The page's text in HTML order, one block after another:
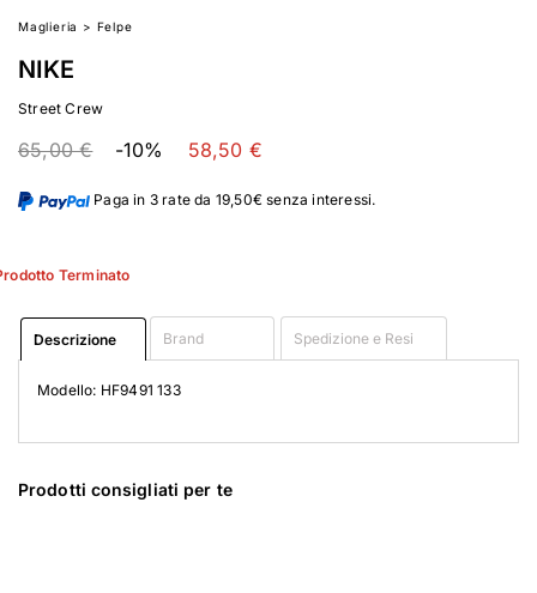
Maglieria > Felpe
NIKE
Street Crew
65,00 € -10% 58,50 €
Paga in 3 rate da 19,50€ senza interessi.
Terminato
Descrizione Brand Spedizione e Resi
Modello: HF9491 133
Prodotti consigliati per te